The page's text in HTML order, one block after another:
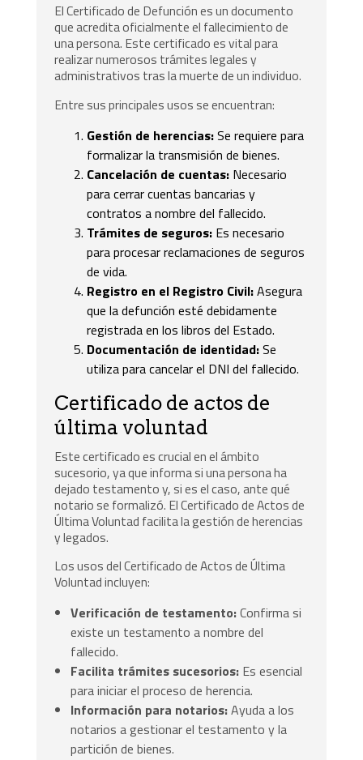
El Certificado de Defunción es un documento
que acredita oficialmente el fallecimiento de
una persona. Este certificado es vital para
realizar numerosos trámites legales y
administrativos tras la muerte de un individuo.
Entre sus principales usos se encuentran:
Gestión de herencias:Se requiere para
formalizar la transmisión de bienes.
Cancelación de cuentas: Necesario
para cerrar cuentas bancarias y
contratos a nombre del fallecido.
Trámites de seguros: Es necesario
para procesar reclamaciones de seguros
de vida.
Registro en el Registro Civil:Asegura
que la defunción esté debidamente
registrada en los libros del Estado.
Documentación de identidad:Se
utiliza para cancelar el DNI del fallecido.
Certificado de actos de
última voluntad
Este certificado es crucial en el ámbito
sucesorio, ya que informa si una persona ha
dejado testamento y, si es el caso, ante qué
notario se formalizó. El Certificado de Actos de
Última Voluntad facilita la gestión de herencias
y legados.
Los usos del Certificado de Actos de Última
Voluntad incluyen:
Verificación de testamento:Confirma si
existe un testamento a nombre del
fallecido.
Facilita trámites sucesorios: Es esencial
para iniciar el proceso de herencia.
Información para notarios:Ayuda a los
notarios a gestionar el testamento y la
partición de bienes.